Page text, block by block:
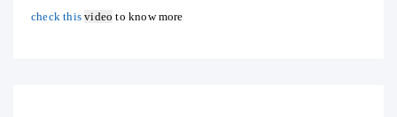
check thisvideo to know more